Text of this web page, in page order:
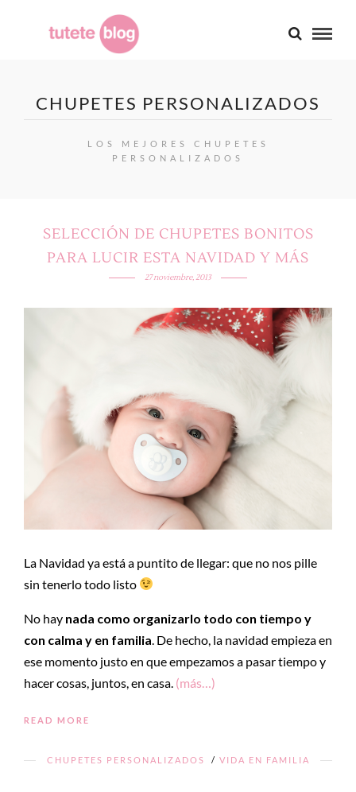
CHUPETES PERSONALIZADOS
LOS MEJORES CHUPETES
PERSONALIZADOS
SELECCIÓN DE CHUPETES BONITOS
PARA LUCIR ESTA NAVIDAD Y MÁS
27 noviembre, 2013
La Navidad ya está a puntito de llegar: que no nos pille
sin tenerlo todo listo
No hay nada como organizarlo todo con tiempo y
con calma y en familia. De hecho, la navidad empieza en
ese momento justo en que empezamos a pasar tiempo y
hacer cosas, juntos, en casa. (más…)
READ MORE
CHUPETES PERSONALIZADOS / VIDA EN FAMILIA